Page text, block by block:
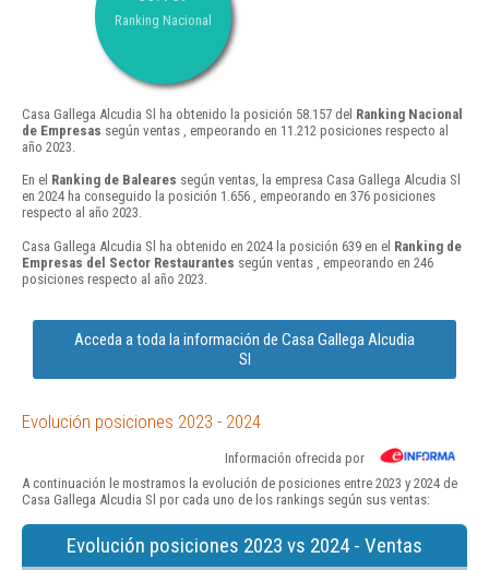
Ranking Nacional
Casa Gallega Alcudia Sl ha obtenido la posición 58.157 del Ranking Nacional
de Empresas según ventas , empeorando en 11.212 posiciones respecto al
año 2023.
En el Ranking de Baleares según ventas, la empresa Casa Gallega Alcudia Sl
en 2024 ha conseguido la posición 1.656 , empeorando en 376 posiciones
respecto al año 2023.
Casa Gallega Alcudia Sl ha obtenido en 2024 la posición 639 en el Ranking de
Empresas del Sector Restaurantes según ventas , empeorando en 246
posiciones respecto al año 2023.
Acceda a toda la información de Casa Gallega Alcudia
Sl
Evolución posiciones 2023 - 2024
Información ofrecida por
A continuación le mostramos la evolución de posiciones entre 2023 y 2024 de
Casa Gallega Alcudia Sl por cada uno de los rankings según sus ventas:
Evolución posiciones 2023 vs 2024 - Ventas